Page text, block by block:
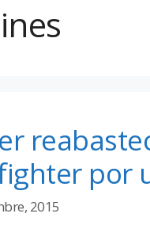
por
2015